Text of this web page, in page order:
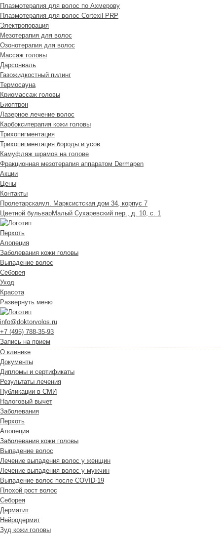
Плазмотерапия для волос по Ахмерову
Плазмотерапия для волос Cortexil PRP
Электропорация
Мезотерапия для волос
Озонотерапия для волос
Массаж головы
Дарсонваль
Газожидкостный пилинг
Термосауна
Криомассаж головы
Биоптрон
Лазерное лечение волос
Карбокситерапия кожи головы
Трихопигментация
Трихопигментация бороды и усов
Камуфляж шрамов на голове
Фракционная мезотерапия аппаратом Dermapen
Акции
Цены
Контакты
Пролетарскаяул. Марксистская дом 34, корпус 7
Цветной бульварМалый Сухаревский пер., д. 10, с. 1
Перхоть
Алопеция
Заболевания кожи головы
Выпадение волос
Cеборея
Уход
Красота
Развернуть меню
info@doktorvolos.ru
+7 (495) 788-35-93
Запись на прием
О клинике
Документы
Дипломы и сертификаты
Результаты лечения
Публикации в СМИ
Налоговый вычет
Заболевания
Перхоть
Алопеция
Заболевания кожи головы
Выпадение волос
Лечение выпадения волос у женщин
Лечение выпадения волос у мужчин
Выпадение волос после COVID-19
Плохой рост волос
Cеборея
Дерматит
Нейродермит
Зуд кожи головы